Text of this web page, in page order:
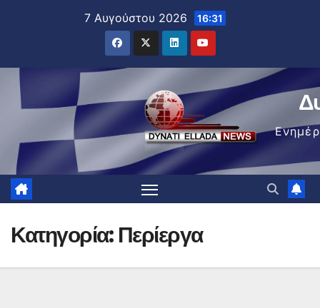
7 Αυγούστου 2026 16:31
Κατηγορία: Περίεργα